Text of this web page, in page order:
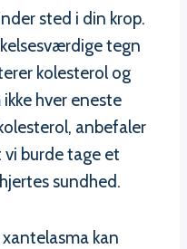
sted i din krop.
tegn
kolesterol og
hver eneste
anbefaler
burde tage et
sundhed.
kan